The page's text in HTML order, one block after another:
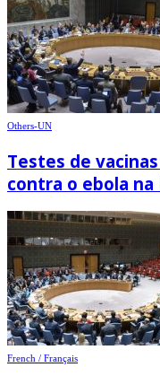
Others-UN
Testes de
contra o ebola na
French / Français